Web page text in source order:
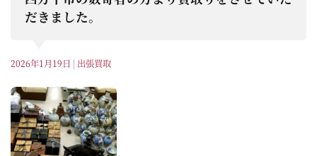
だきました。
2026年1月19日 | 出張買取